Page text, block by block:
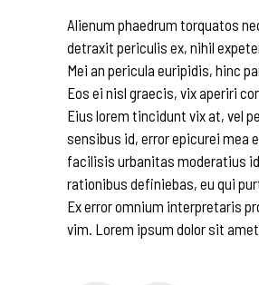
Alienum phaedrum torquatos
detraxit periculis ex, nihil
Mei an pericula euripidis, hinc
Eos ei nisl graecis, vix aperiri
Eius lorem tincidunt vix at, vel
sensibus id, error epicurei mea
facilisis urbanitas moderatius
rationibus definiebas, eu qui
Ex error omnium interpretaris
vim. Lorem ipsum dolor sit